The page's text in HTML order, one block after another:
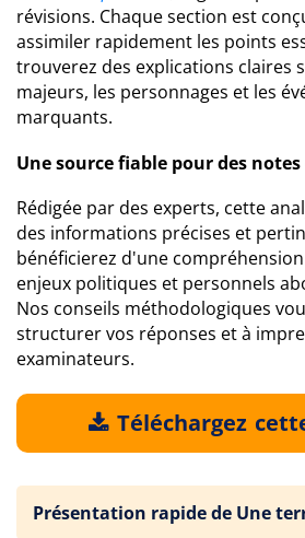
révisions. Chaque section est
assimiler rapidement les points
trouverez des explications claires
majeurs, les personnages et les
marquants.
Une source fiable pour des
Rédigée par des experts, cette
des informations précises et
bénéficierez d'une
enjeux politiques et personnels
Nos conseils méthodologiques
structurer vos réponses et à
examinateurs.
Téléchargez
Présentation rapide de Une